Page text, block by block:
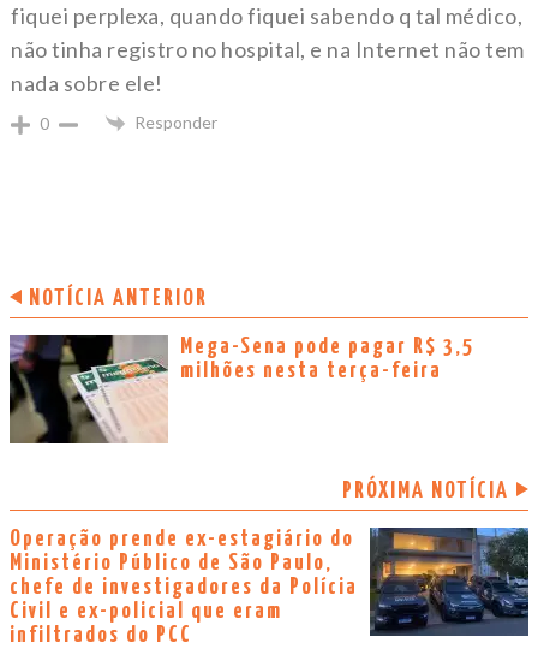
fiquei perplexa, quando fiquei sabendo q tal médico,
não tinha registro no hospital, e na Internet não tem
nada sobre ele!
0 Responder
NOTÍCIA ANTERIOR
Mega-Sena pode pagar R$ 3,5
milhões nesta terça-feira
PRÓXIMA NOTÍCIA
Operação prende ex-estagiário do
Ministério Público de São Paulo,
chefe de investigadores da Polícia
Civil e ex-policial que eram
infiltrados do PCC